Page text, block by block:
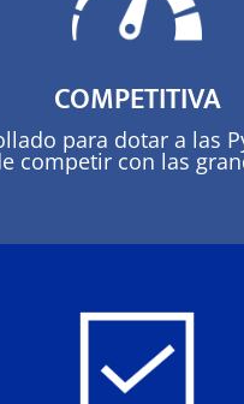
COMPETITIVA
para dotar a las
competir con las